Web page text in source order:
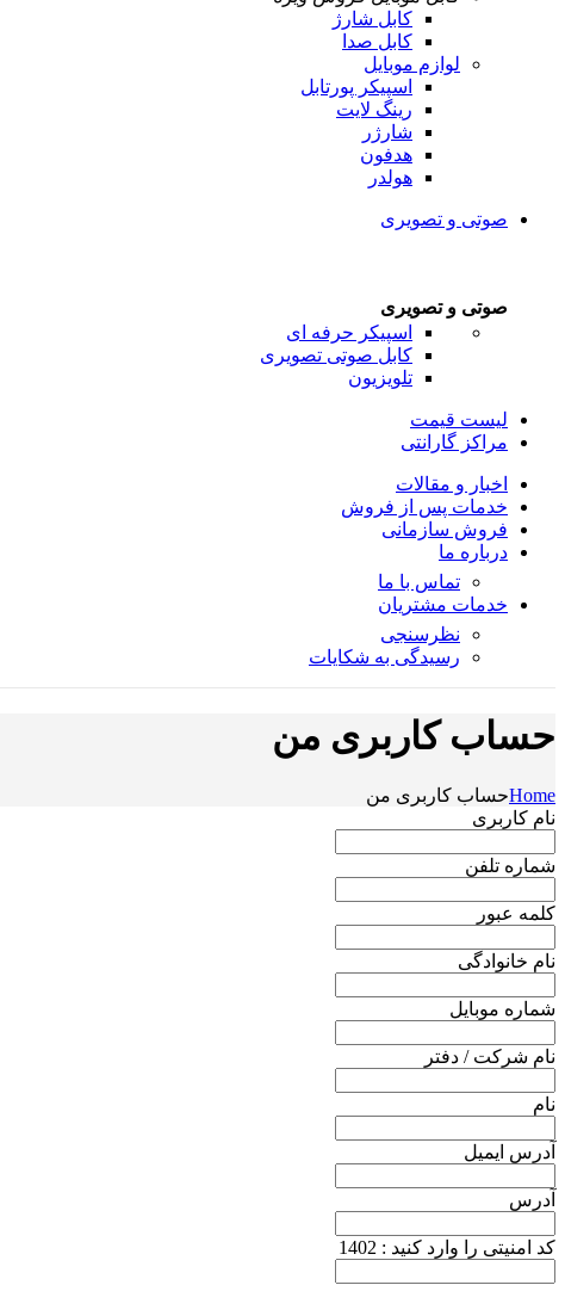
کابل شارژ
کابل صدا
لوازم موبایل
اسپیکر پورتابل
رینگ لایت
شارژر
هدفون
هولدر
صوتی و تصویری
صوتی و تصویری
اسپیکر حرفه ای
کابل صوتی تصویری
تلویزیون
لیست قیمت
مراکز گارانتی
اخبار و مقالات
خدمات پس از فروش
فروش سازمانی
درباره ما
تماس با ما
خدمات مشتریان
نظرسنجی
رسیدگی به شکایات
حساب کاربری من
Homeحساب کاربری من
نام کاربری
شماره تلفن
کلمه عبور
نام خانوادگی
شماره موبایل
نام شرکت / دفتر
نام
آدرس ایمیل
آدرس
کد امنیتی را وارد کنید : 1402